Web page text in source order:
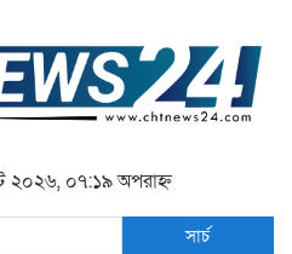
২০২৬, ০৭:১৯ অপরাহ্ন
সার্চ